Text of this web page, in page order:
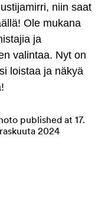
niin saat
Ole mukana
ja
valintaa. Nyt on
loistaa ja näkyä